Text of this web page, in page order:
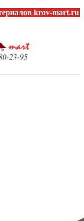
krov-mart.ru